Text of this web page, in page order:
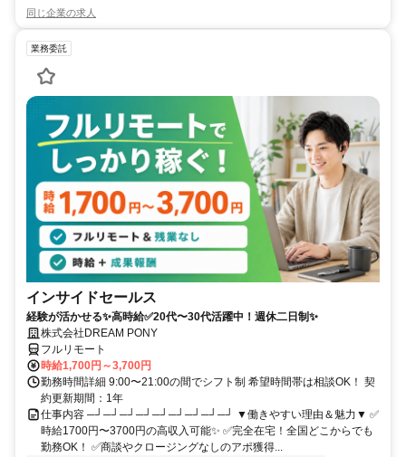
同じ企業の求人
業務委託
インサイドセールス
経験が活かせる✨高時給✅20代〜30代活躍中！週休二日制✨
株式会社DREAM PONY
フルリモート
時給1,700円～3,700円
勤務時間詳細 9:00〜21:00の間でシフト制 希望時間帯は相談OK！ 契
約更新期間：1年
仕事内容 ─┘─┘─┘─┘─┘─┘─┘─┘─┘ ▼働きやすい理由＆魅力▼ ✅
時給1700円〜3700円の高収入可能✨ ✅完全在宅！全国どこからでも
勤務OK！ ✅商談やクロージングなしのアポ獲得...